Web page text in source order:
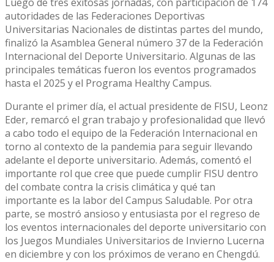
autoridades de las Federaciones Deportivas
Universitarias Nacionales de distintas partes del mundo,
finalizó la Asamblea General número 37 de la Federación
Internacional del Deporte Universitario. Algunas de las
principales temáticas fueron los eventos programados
hasta el 2025 y el Programa Healthy Campus.
Durante el primer día, el actual presidente de FISU, Leonz
Eder, remarcó el gran trabajo y profesionalidad que llevó
a cabo todo el equipo de la Federación Internacional en
torno al contexto de la pandemia para seguir llevando
adelante el deporte universitario. Además, comentó el
importante rol que cree que puede cumplir FISU dentro
del combate contra la crisis climática y qué tan
importante es la labor del Campus Saludable. Por otra
parte, se mostró ansioso y entusiasta por el regreso de
los eventos internacionales del deporte universitario con
los Juegos Mundiales Universitarios de Invierno Lucerna
en diciembre y con los próximos de verano en Chengdú.